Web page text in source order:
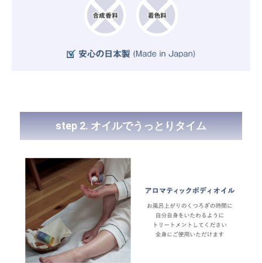
step 2. オイルでうっとりタイム